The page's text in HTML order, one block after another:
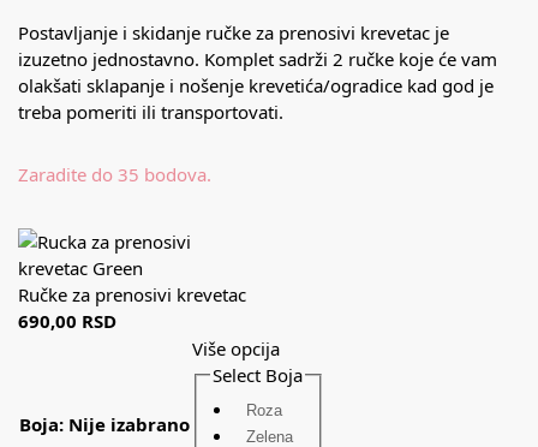
Postavljanje i skidanje ručke za prenosivi krevetac je
izuzetno jednostavno. Komplet sadrži 2 ručke koje će vam
olakšati sklapanje i nošenje krevetića/ogradice kad god je
treba pomeriti ili transportovati.
Zaradite do 35 bodova.
Ručke za prenosivi krevetac
690,00 RSD
Boja: Nije izabrano
Više opcija
Select Boja
Roza
Zelena